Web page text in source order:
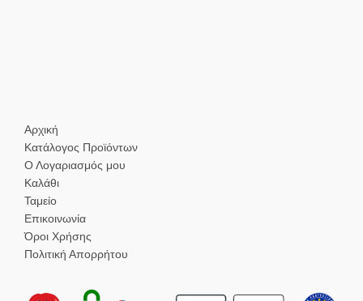
Αρχική
Κατάλογος Προϊόντων
Ο Λογαριασμός μου
Καλάθι
Ταμείο
Επικοινωνία
Όροι Χρήσης
Πολιτική Απορρήτου